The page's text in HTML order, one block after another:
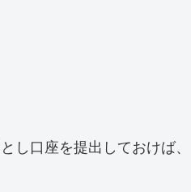
し口座を提出しておけば、